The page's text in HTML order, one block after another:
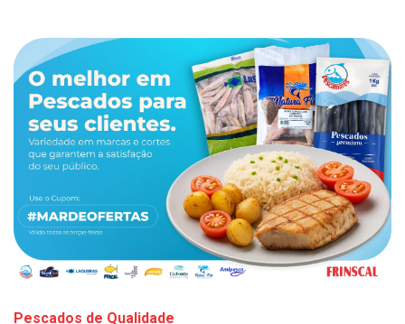
Pescados de Qualidade